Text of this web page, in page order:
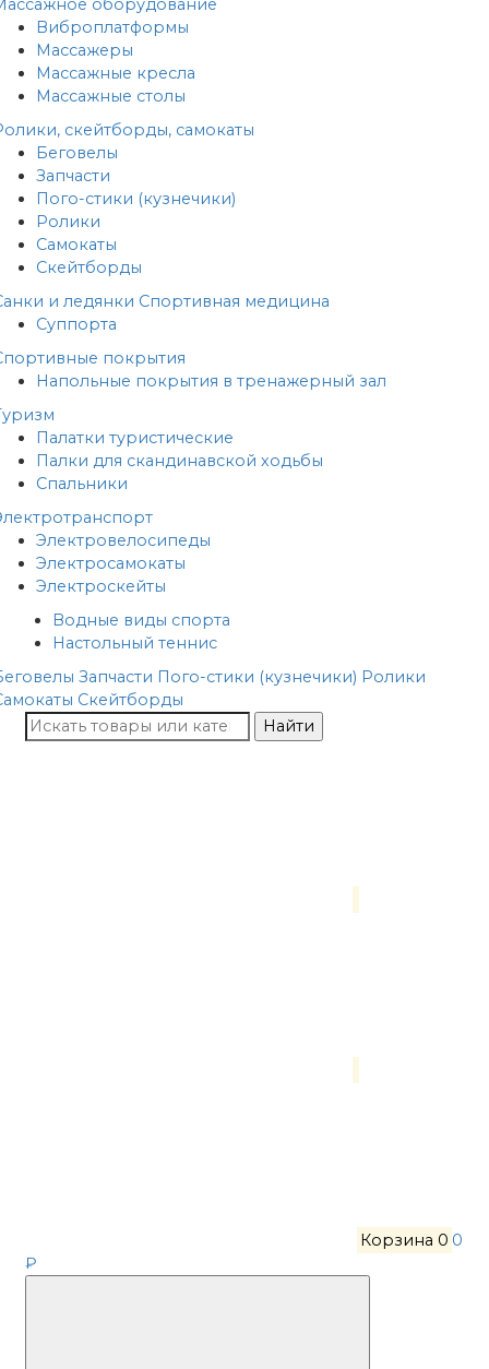
оборудование
Виброплатформы
Массажеры
Массажные кресла
Массажные столы
скейтборды, самокаты
Беговелы
Запчасти
Пого-стики (кузнечики)
Ролики
Самокаты
Скейтборды
и ледянки Спортивная медицина
Суппорта
покрытия
Напольные покрытия в тренажерный зал
Палатки туристические
Палки для скандинавской ходьбы
Спальники
Электровелосипеды
Электросамокаты
Электроскейты
Водные виды спорта
Настольный теннис
Запчасти Пого-стики (кузнечики) Ролики
Скейтборды
Найти
Корзина 0 0
₽